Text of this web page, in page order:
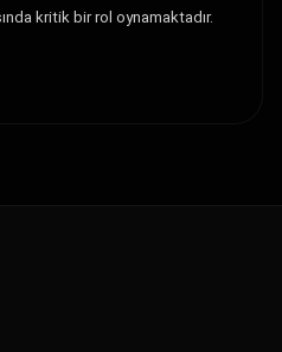
kritik bir rol oynamaktadır.